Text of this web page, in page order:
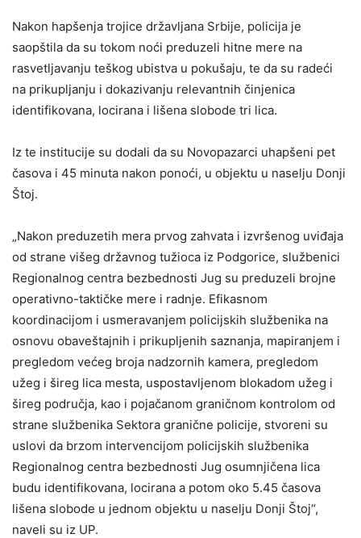
Nakon hapšenja trojice državljana Srbije, policija je
saopštila da su tokom noći preduzeli hitne mere na
rasvetljavanju teškog ubistva u pokušaju, te da su radeći
na prikupljanju i dokazivanju relevantnih činjenica
identifikovana, locirana i lišena slobode tri lica.
Iz te institucije su dodali da su Novopazarci uhapšeni pet
časova i 45 minuta nakon ponoći, u objektu u naselju Donji
Štoj.
„Nakon preduzetih mera prvog zahvata i izvršenog uviđaja
od strane višeg državnog tužioca iz Podgorice, službenici
Regionalnog centra bezbednosti Jug su preduzeli brojne
operativno-taktičke mere i radnje. Efikasnom
koordinacijom i usmeravanjem policijskih službenika na
osnovu obaveštajnih i prikupljenih saznanja, mapiranjem i
pregledom većeg broja nadzornih kamera, pregledom
užeg i šireg lica mesta, uspostavljenom blokadom užeg i
šireg područja, kao i pojačanom graničnom kontrolom od
strane službenika Sektora granične policije, stvoreni su
uslovi da brzom intervencijom policijskih službenika
Regionalnog centra bezbednosti Jug osumnjičena lica
budu identifikovana, locirana a potom oko 5.45 časova
lišena slobode u jednom objektu u naselju Donji Štoj“,
naveli su iz UP.